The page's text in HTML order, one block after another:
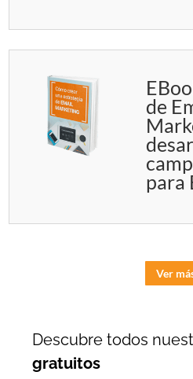
de
para
Ver
Descubre todos
gratuitos